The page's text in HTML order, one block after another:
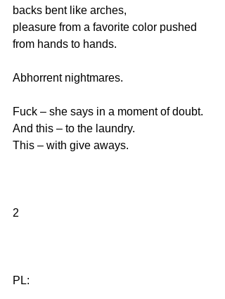
backs bent like arches,
pleasure from a favorite color pushed
from hands to hands.
Abhorrent nightmares.
Fuck – she says in a moment of doubt.
And this – to the laundry.
This – with give aways.
2
PL: